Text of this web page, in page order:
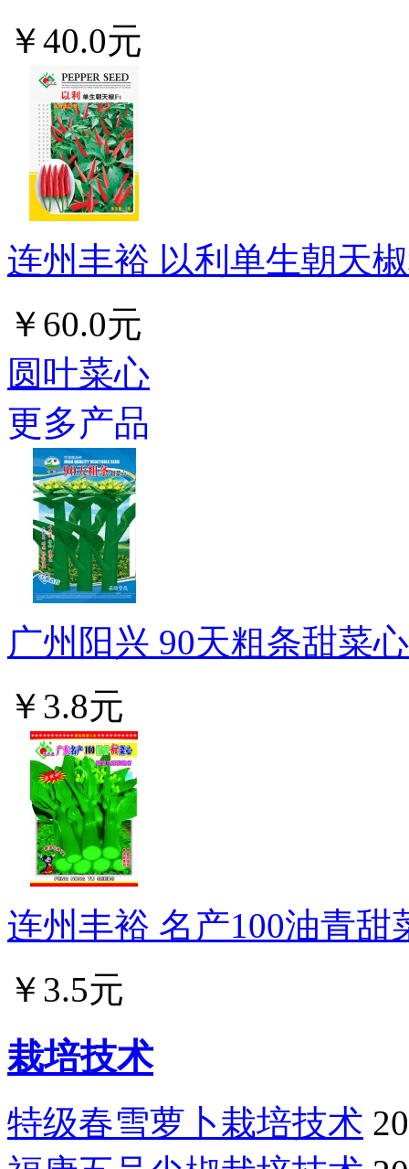
￥40.0元
连州丰裕 以利单生朝天
￥60.0元
圆叶菜心
更多产品
广州阳兴 90天粗条甜菜
￥3.8元
连州丰裕 名产100油青甜
￥3.5元
栽培技术
特级春雪萝卜栽培技术